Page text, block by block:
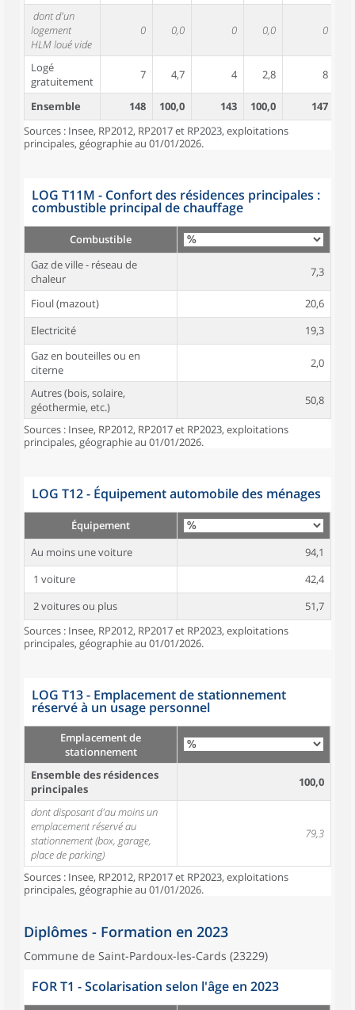
dont d'un
logement
HLM loué vide
0 0,0 0 0,0 0
Logé
gratuitement
7 4,7 4 2,8 8
Ensemble 148 100,0 143 100,0 147
Sources : Insee, RP2012, RP2017 et RP2023, exploitations
principales, géographie au 01/01/2026.
LOG T11M - Confort des résidences principales :
combustible principal de chauffage
Combustible
Gaz de ville - réseau de
chaleur
7,3
Fioul (mazout)
20,6
Electricité
19,3
Gaz en bouteilles ou en
citerne
2,0
Autres (bois, solaire,
géothermie, etc.)
50,8
Sources : Insee, RP2012, RP2017 et RP2023, exploitations
principales, géographie au 01/01/2026.
LOG T12 - Équipement automobile des ménages
Équipement
Au moins une voiture
94,1
1 voiture
42,4
2 voitures ou plus
51,7
Sources : Insee, RP2012, RP2017 et RP2023, exploitations
principales, géographie au 01/01/2026.
LOG T13 - Emplacement de stationnement
réservé à un usage personnel
Emplacement de
stationnement
Ensemble des résidences
principales
100,0
dont disposant d'au moins un
emplacement réservé au
stationnement (box, garage,
place de parking)
79,3
Sources : Insee, RP2012, RP2017 et RP2023, exploitations
principales, géographie au 01/01/2026.
Diplômes - Formation en 2023
Commune de Saint-Pardoux-les-Cards (23229)
FOR T1 - Scolarisation selon l'âge en 2023